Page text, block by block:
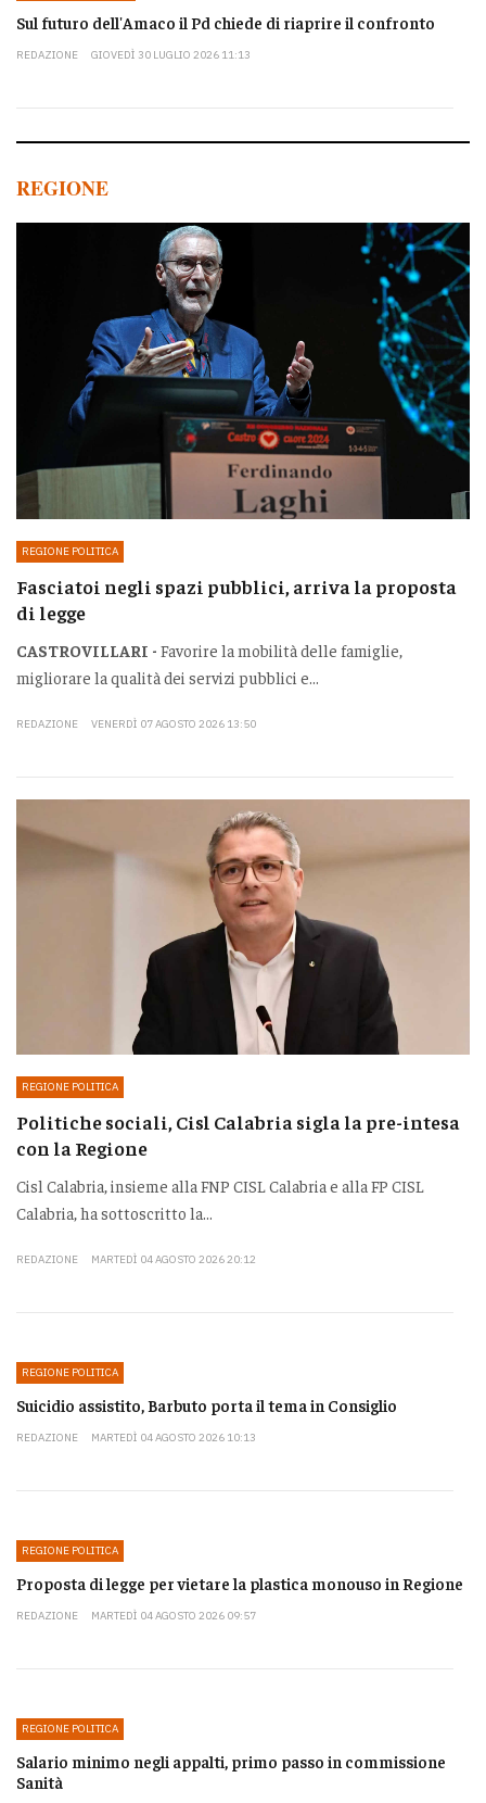
Sul futuro dell'Amaco il Pd chiede di riaprire il confronto
REDAZIONE GIOVEDÌ 30 LUGLIO 2026 11:13
REGIONE
REGIONE POLITICA
Fasciatoi negli spazi pubblici, arriva la proposta
di legge
CASTROVILLARI - Favorire la mobilità delle famiglie,
migliorare la qualità dei servizi pubblici e...
REDAZIONE VENERDÌ 07 AGOSTO 2026 13:50
REGIONE POLITICA
Politiche sociali, Cisl Calabria sigla la pre-intesa
con la Regione
Cisl Calabria, insieme alla FNP CISL Calabria e alla FP CISL
Calabria, ha sottoscritto la...
REDAZIONE MARTEDÌ 04 AGOSTO 2026 20:12
REGIONE POLITICA
Suicidio assistito, Barbuto porta il tema in Consiglio
REDAZIONE MARTEDÌ 04 AGOSTO 2026 10:13
REGIONE POLITICA
Proposta di legge per vietare la plastica monouso in Regione
REDAZIONE MARTEDÌ 04 AGOSTO 2026 09:57
REGIONE POLITICA
Salario minimo negli appalti, primo passo in commissione
Sanità